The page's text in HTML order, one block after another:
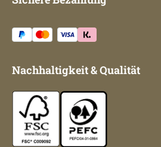
Nachhaltigkeit & Qualität